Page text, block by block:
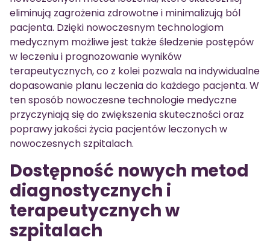
eliminują zagrożenia zdrowotne i minimalizują ból
pacjenta. Dzięki nowoczesnym technologiom
medycznym możliwe jest także śledzenie postępów
w leczeniu i prognozowanie wyników
terapeutycznych, co z kolei pozwala na indywidualne
dopasowanie planu leczenia do każdego pacjenta. W
ten sposób nowoczesne technologie medyczne
przyczyniają się do zwiększenia skuteczności oraz
poprawy jakości życia pacjentów leczonych w
nowoczesnych szpitalach.
Dostępność nowych metod
diagnostycznych i
terapeutycznych w
szpitalach